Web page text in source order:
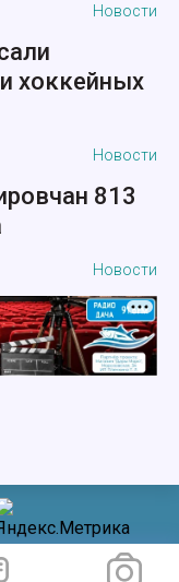
Новости
хоккейных
Новости
813
Новости